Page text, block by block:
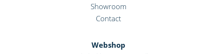
Showroom
Contact
Webshop